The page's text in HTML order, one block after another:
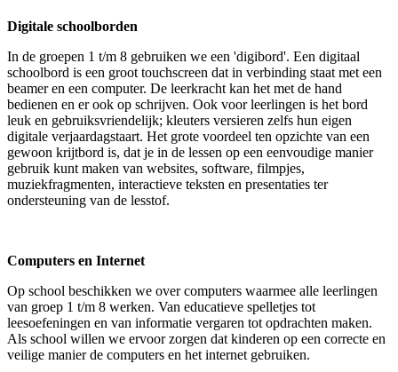
Digitale schoolborden
In de groepen 1 t/m 8 gebruiken we een 'digibord'. Een digitaal
schoolbord is een groot touchscreen dat in verbinding staat met een
beamer en een computer. De leerkracht kan het met de hand
bedienen en er ook op schrijven. Ook voor leerlingen is het bord
leuk en gebruiksvriendelijk; kleuters versieren zelfs hun eigen
digitale verjaardagstaart. Het grote voordeel ten opzichte van een
gewoon krijtbord is, dat je in de lessen op een eenvoudige manier
gebruik kunt maken van websites, software, filmpjes,
muziekfragmenten, interactieve teksten en presentaties ter
ondersteuning van de lesstof.
Computers en Internet
Op school beschikken we over computers waarmee alle leerlingen
van groep 1 t/m 8 werken. Van educatieve spelletjes tot
leesoefeningen en van informatie vergaren tot opdrachten maken.
Als school willen we ervoor zorgen dat kinderen op een correcte en
veilige manier de computers en het internet gebruiken.